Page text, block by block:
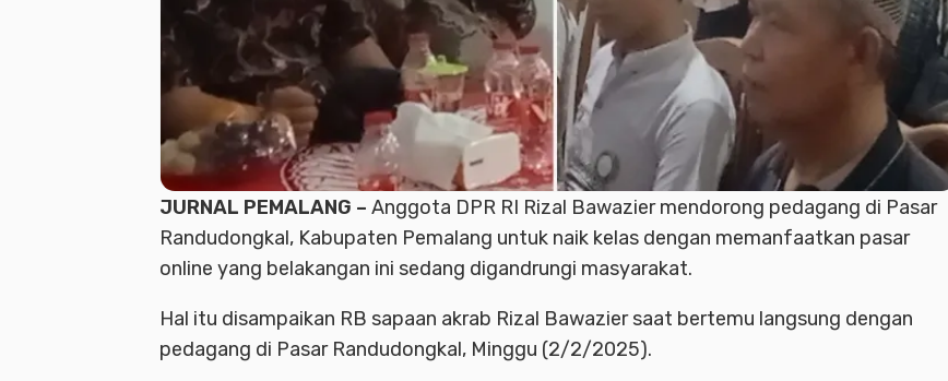
JURNAL PEMALANG – Anggota DPR RI Rizal Bawazier mendorong pedagang di Pasar
Randudongkal, Kabupaten Pemalang untuk naik kelas dengan memanfaatkan pasar
online yang belakangan ini sedang digandrungi masyarakat.
Hal itu disampaikan RB sapaan akrab Rizal Bawazier saat bertemu langsung dengan
pedagang di Pasar Randudongkal, Minggu (2/2/2025).